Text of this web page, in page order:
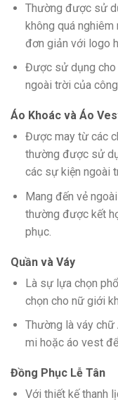
Thường được sử
không quá
đơn giản với logo
Được sử dụng cho
ngoài trời của
Áo Khoác và Áo
Được may từ các
thường được sử
các sự kiện ngoài
Mang đến vẻ
thường được kết
phục.
Quần và Váy
Là sự lựa chọn
chọn cho nữ giới
Thường là váy
mi hoặc áo vest
Đồng Phục Lễ Tân
Với thiết kế thanh